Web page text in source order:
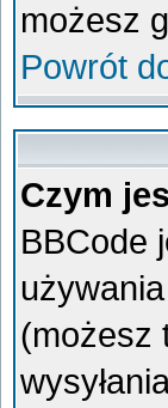
możesz
Powrót
Czym
BBCode
(możesz